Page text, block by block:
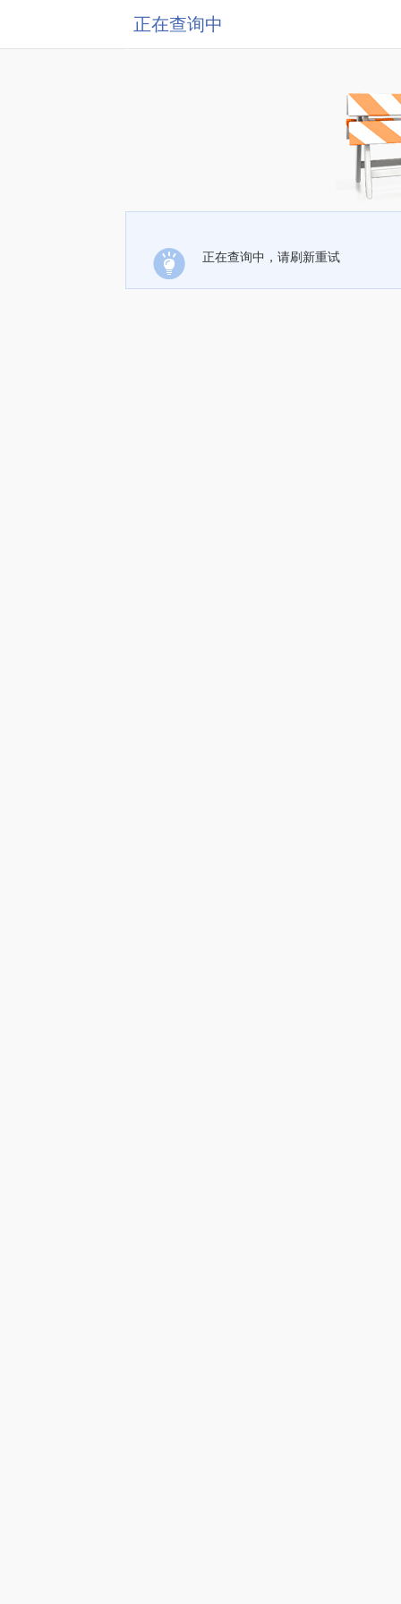
正在查询中
正在查询中，请刷新重试